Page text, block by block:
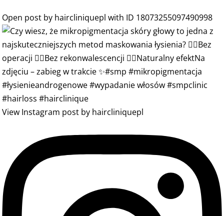
Open post by haircliniquepl with ID 18073255097490998
View Instagram post by haircliniquepl